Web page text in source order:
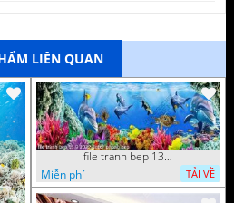
LIÊN QUAN
file tranh bep 13 9 2022 decor phong bep
Miễn phí
TẢI VỀ